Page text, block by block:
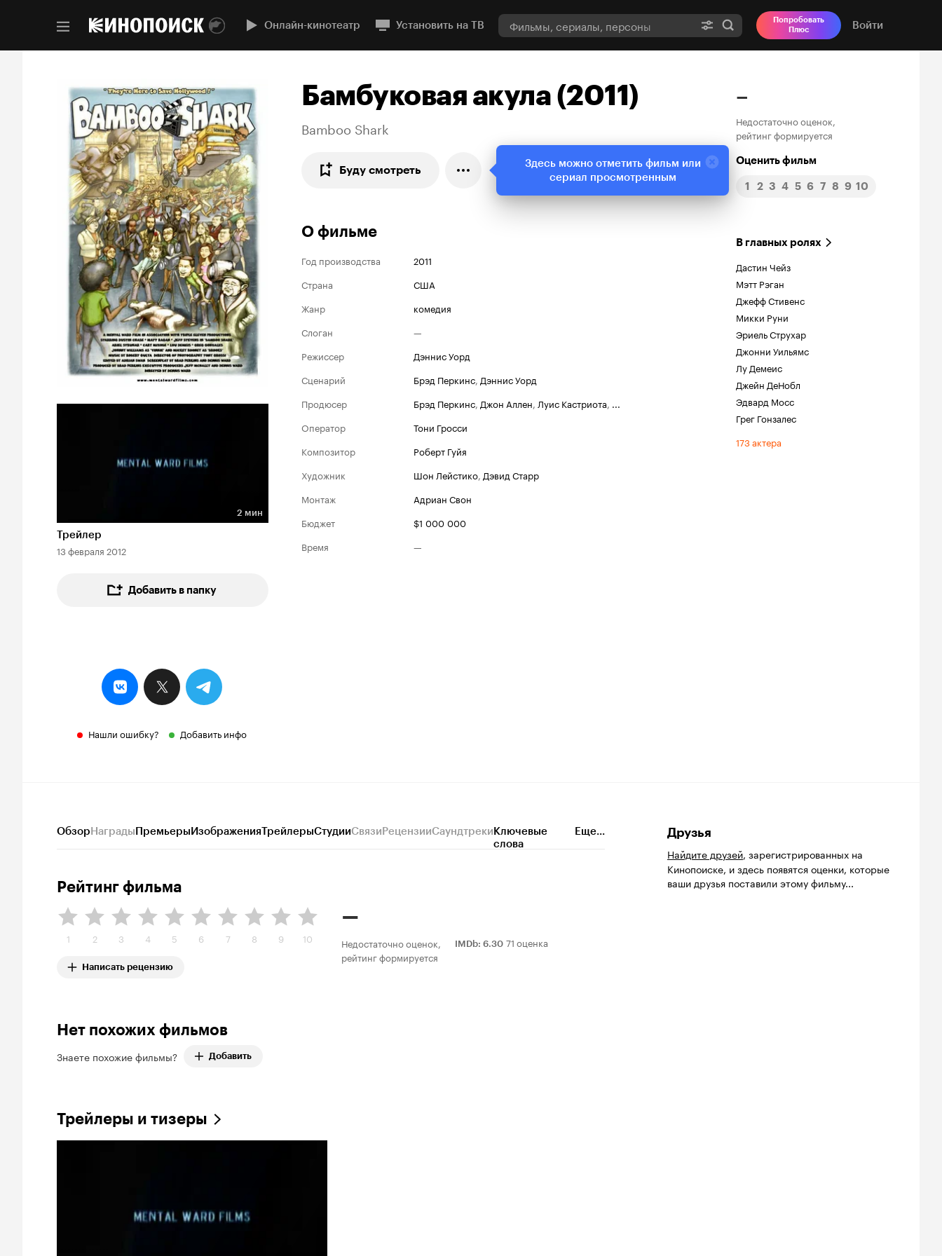
Онлайн-кинотеатр Установить на ТВ
Попробовать
Плюс
Войти
Длительность 2 мин
2 мин
Трейлер
13 февраля 2012
Добавить в папку
Нашли ошибку? Добавить инфо
Бамбуковая акула (2011)
Bamboo Shark
Буду смотреть
–
Недостаточно оценок,
рейтинг формируется
Оценить фильм
1 2 3 4 5 6 7 8 9 10
О фильме
Год производства
2011
Страна
США
Жанр
комедия
Слоган
—
Режиссер
Дэннис Уорд
Сценарий
Брэд Перкинс, Дэннис Уорд
Продюсер
Брэд Перкинс, Джон Аллен, Луис Кастриота, ...
Оператор
Тони Гросси
Композитор
Роберт Гуйя
Художник
Шон Лейстико, Дэвид Старр
Монтаж
Адриан Свон
Бюджет
$1 000 000
Время
—
В главных ролях
Дастин Чейз
Мэтт Рэган
Джефф Стивенс
Микки Руни
Эриель Струхар
Джонни Уильямс
Лу Демеис
Джейн ДеНобл
Эдвард Мосс
Грег Гонзалес
173 актера
ОбзорНаградыПремьерыИзображенияТрейлерыСтудииСвязиРецензииСаундтрекиКлючевые
слова
Еще...
Рейтинг фильма
1 2 3 4 5 6 7 8 9 10
Написать рецензию
–
Недостаточно оценок,
рейтинг формируется
IMDb: 6.30 71 оценка
Нет похожих фильмов
Знаете похожие фильмы? Добавить
Трейлеры и тизеры
Друзья
Найдите друзей, зарегистрированных на
Кинопоиске, и здесь появятся оценки, которые
ваши друзья поставили этому фильму...
Здесь можно отметить фильм или
сериал просмотренным